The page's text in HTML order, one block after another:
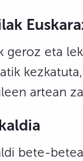
geroz eta
artean
bete-